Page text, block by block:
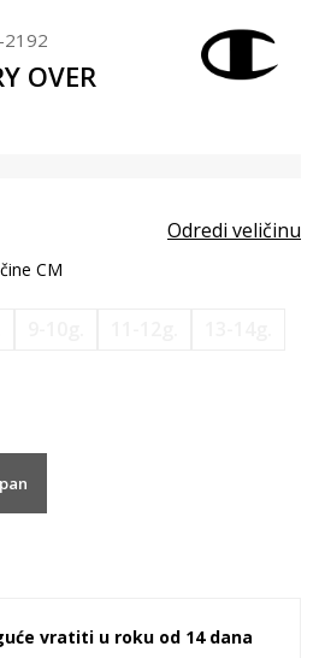
2192
OVER
Odredi veličinu
CM
vratiti u roku od 14 dana